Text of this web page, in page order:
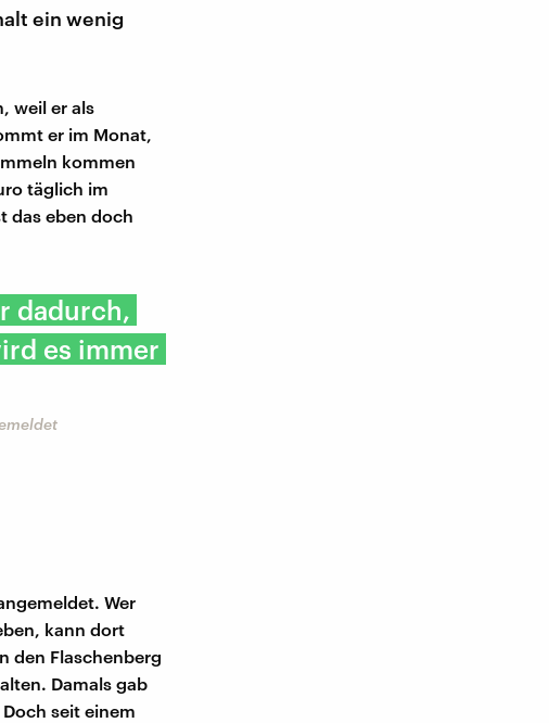
ein wenig
weil er als
er im Monat,
kommen
täglich im
das eben doch
dadurch,
es immer
Wer
kann dort
den Flaschenberg
Damals gab
seit einem